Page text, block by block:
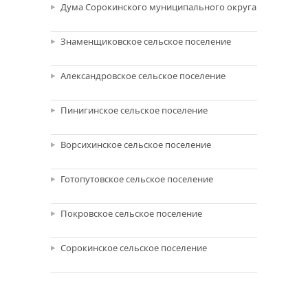
Дума Сорокинского муниципального округа
Знаменщиковское сельское поселение
Александровское сельское поселение
Пинигинское сельское поселение
Ворсихинское сельское поселение
Готопутовское сельское поселение
Покровское сельское поселение
Сорокинское сельское поселение